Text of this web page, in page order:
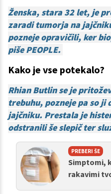
Ženska, stara 32 let, je
zaradi tumorja na
pozneje opravičili, ker
piše PEOPLE.
Kako je vse potekalo?
Rhian Butlin se je
trebuhu, pozneje pa so
jajčniku. Prestala je
odstranili še slepič ter
PREBERI ŠE
Simptomi,
rakavimi